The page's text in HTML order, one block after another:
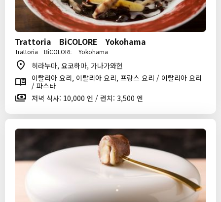
Trattoria BiCOLORE Yokohama
Trattoria BiCOLORE Yokohama
히라누마, 요코하마, 가나가와현
이탈리아 요리, 이탈리아 요리, 프랑스 요리 / 이탈리아 요리
/ 파스타
저녁 식사: 10,000 엔 / 런치: 3,500 엔